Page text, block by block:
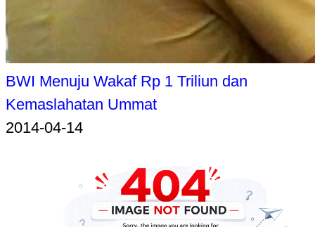
BWI Menuju Wakaf Rp 1 Triliun dan
Kemaslahatan Ummat
2014-04-14